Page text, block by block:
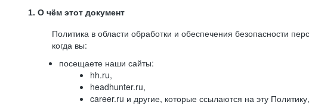
1. О чём этот документ
Политика в области обработки и обеспечения безопасности
когда вы:
посещаете наши сайты:
hh.ru,
headhunter.ru,
career.ru и другие, которые ссылаются на эту Политику,